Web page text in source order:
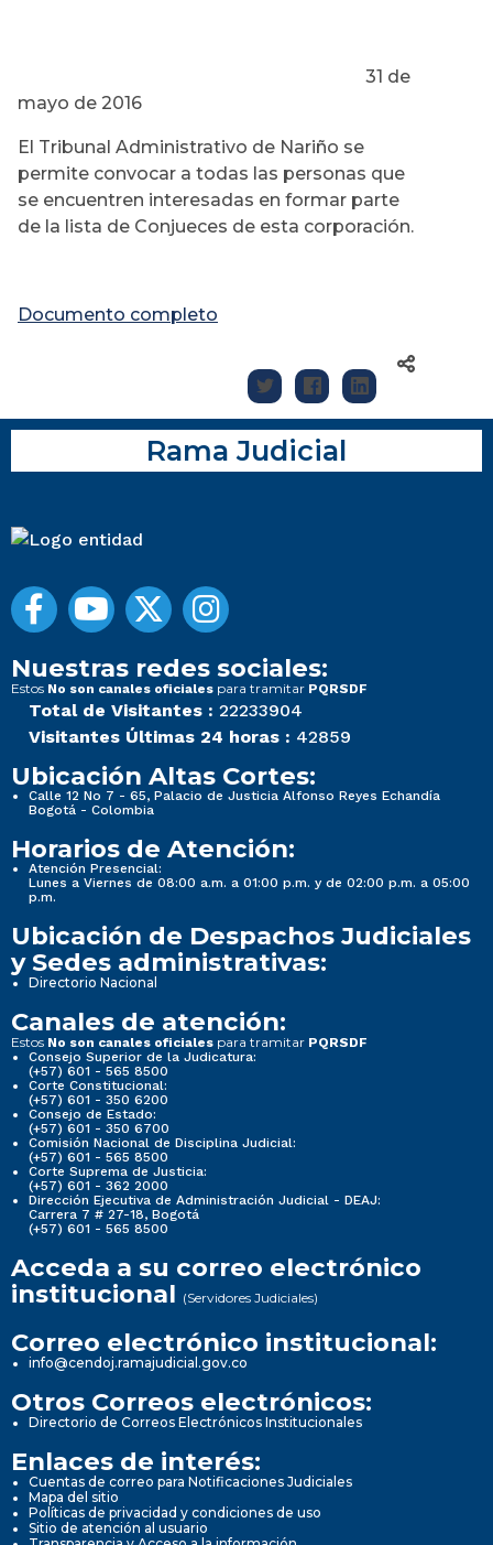
31 de
mayo de 2016
El Tribunal Administrativo de Nariño se
permite convocar a todas las personas que
se encuentren interesadas en formar parte
de la lista de Conjueces de esta corporación.
Documento completo
Rama Judicial
Nuestras redes sociales:
Estos No son canales oficiales para tramitar PQRSDF
Total de Visitantes : 22233904
Visitantes Últimas 24 horas : 42859
Ubicación Altas Cortes:
Calle 12 No 7 - 65, Palacio de Justicia Alfonso Reyes Echandía
Bogotá - Colombia
Horarios de Atención:
Atención Presencial:
Lunes a Viernes de 08:00 a.m. a 01:00 p.m. y de 02:00 p.m. a 05:00
p.m.
Ubicación de Despachos Judiciales
y Sedes administrativas:
Directorio Nacional
Canales de atención:
Estos No son canales oficiales para tramitar PQRSDF
Consejo Superior de la Judicatura:
(+57) 601 - 565 8500
Corte Constitucional:
(+57) 601 - 350 6200
Consejo de Estado:
(+57) 601 - 350 6700
Comisión Nacional de Disciplina Judicial:
(+57) 601 - 565 8500
Corte Suprema de Justicia:
(+57) 601 - 362 2000
Dirección Ejecutiva de Administración Judicial - DEAJ:
Carrera 7 # 27-18, Bogotá
(+57) 601 - 565 8500
Acceda a su correo electrónico
institucional (Servidores Judiciales)
Correo electrónico institucional:
info@cendoj.ramajudicial.gov.co
Otros Correos electrónicos:
Directorio de Correos Electrónicos Institucionales
Enlaces de interés:
Cuentas de correo para Notificaciones Judiciales
Mapa del sitio
Políticas de privacidad y condiciones de uso
Sitio de atención al usuario